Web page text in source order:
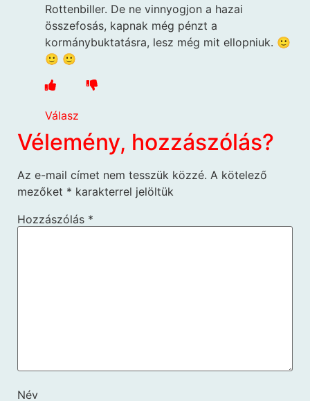
Rottenbiller. De ne vinnyogjon a hazai
összefosás, kapnak még pénzt a
kormánybuktatásra, lesz még mit ellopniuk. 🙂
🙂 🙂
Válasz
Vélemény, hozzászólás?
Az e-mail címet nem tesszük közzé. A kötelező
mezőket * karakterrel jelöltük
Hozzászólás *
Név